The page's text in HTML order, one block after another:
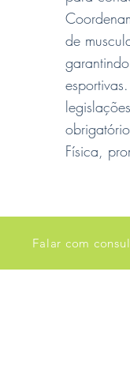
de
Física,
Falar com